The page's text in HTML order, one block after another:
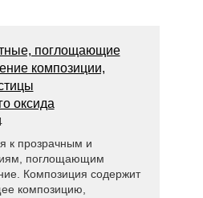
поглощающие
композиции,
оксида
к прозрачным и
поглощающим
Композиция содержит
композицию,